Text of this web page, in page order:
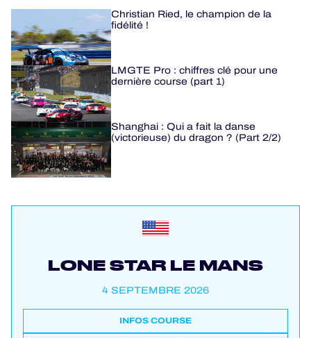
Christian Ried, le champion de la
fidélité !
LMGTE Pro : chiffres clé pour une
dernière course (part 1)
Shanghai : Qui a fait la danse
(victorieuse) du dragon ? (Part 2/2)
LONE STAR LE MANS
4 SEPTEMBRE 2026
INFOS COURSE